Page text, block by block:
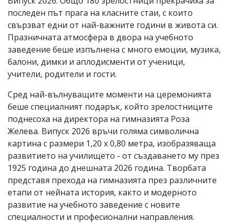
последен път прага на класните стаи, с които
свързват едни от най-важните години в живота си.
Празничната атмосфера в двора на учебното
заведение беше изпълнена с много емоции, музика,
балони, димки и аплодисменти от ученици,
учители, родители и гости.
Сред най-вълнуващите моменти на церемонията
беше специалният подарък, който зрелостниците
поднесоха на директора на гимназията Роза
Желева. Випуск 2026 връчи голяма символична
картина с размери 1,20 x 0,80 метра, изобразяваща
развитието на училището - от създаването му през
1925 година до днешната 2026 година. Творбата
представя прехода на гимназията през различните
етапи от нейната история, както и модерното
развитие на учебното заведение с новите
специалности и професионални направления.